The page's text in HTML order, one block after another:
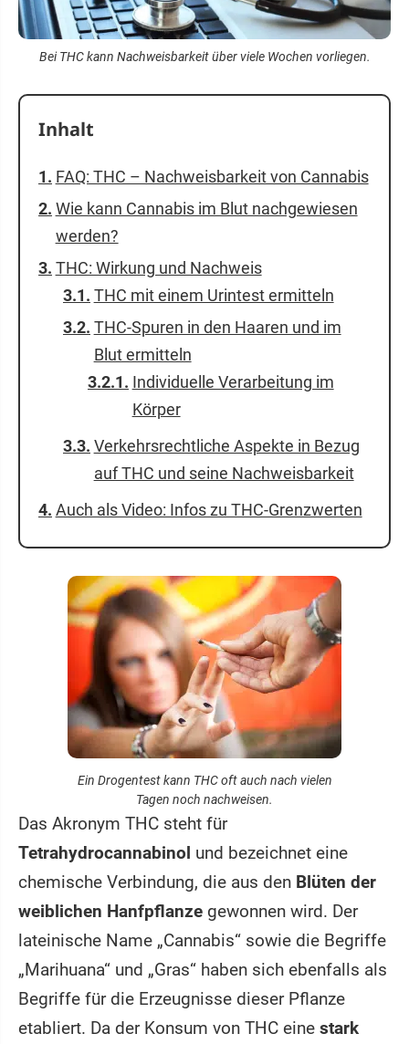
Bei THC kann Nachweisbarkeit über viele Wochen vorliegen.
Inhalt
FAQ: THC – Nachweisbarkeit von Cannabis
Wie kann Cannabis im Blut nachgewiesen
werden?
THC: Wirkung und Nachweis
THC mit einem Urintest ermitteln
THC-Spuren in den Haaren und im
Blut ermitteln
Individuelle Verarbeitung im
Körper
Verkehrsrechtliche Aspekte in Bezug
auf THC und seine Nachweisbarkeit
Auch als Video: Infos zu THC-Grenzwerten
Ein Drogentest kann THC oft auch nach vielen
Tagen noch nachweisen.
Das Akronym THC steht für
Tetrahydrocannabinol und bezeichnet eine
chemische Verbindung, die aus den Blüten der
weiblichen Hanfpflanze gewonnen wird. Der
lateinische Name „Cannabis“ sowie die Begriffe
„Marihuana“ und „Gras“ haben sich ebenfalls als
Begriffe für die Erzeugnisse dieser Pflanze
etabliert. Da der Konsum von THC eine stark